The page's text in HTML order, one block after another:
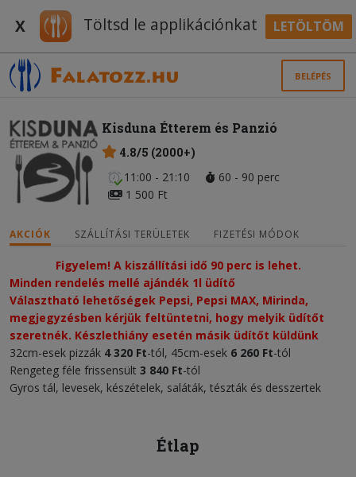
X Töltsd le applikációnkat LETÖLTÖM
BELÉPÉS
Kisduna Étterem és Panzió
4.8/5 (2000+)
11:00 - 21:10
60 - 90 perc
1 500 Ft
AKCIÓK SZÁLLÍTÁSI TERÜLETEK FIZETÉSI MÓDOK
Figyelem! A kiszállítási idő 90 perc is lehet.
Minden rendelés mellé ajándék 1l üdítő
Választható lehetőségek Pepsi, Pepsi MAX, Mirinda,
megjegyzésben kérjük feltüntetni, hogy melyik üdítőt
szeretnék. Készlethiány esetén másik üdítőt küldünk
32cm-esek pizzák 4 320 Ft-tól, 45cm-esek 6 260 Ft-tól
Rengeteg féle frissensült 3 840 Ft-tól
Gyros tál, levesek, készételek, saláták, tészták és desszertek
Étlap